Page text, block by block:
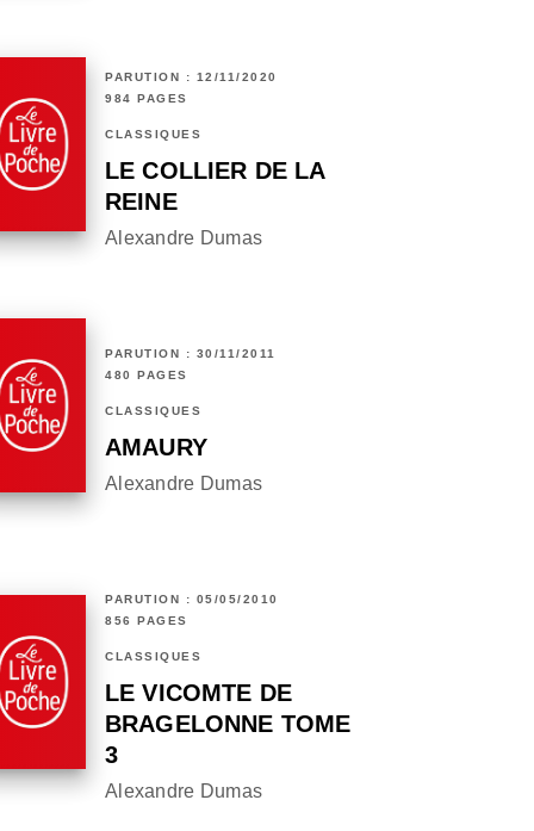
PARUTION : 12/11/2020
984 PAGES
CLASSIQUES
LE COLLIER DE LA
REINE
Alexandre Dumas
PARUTION : 30/11/2011
480 PAGES
CLASSIQUES
AMAURY
Alexandre Dumas
PARUTION : 05/05/2010
856 PAGES
CLASSIQUES
LE VICOMTE DE
BRAGELONNE TOME
3
Alexandre Dumas